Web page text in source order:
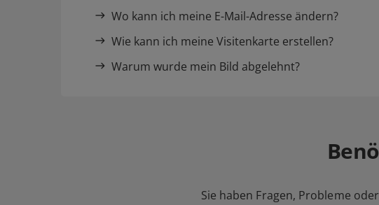
Wo kann ich meine E-Mail-Adresse ändern?
Wie kann ich meine Visitenkarte erstellen?
Warum wurde mein Bild abgelehnt?
Sie haben Fragen, Probleme